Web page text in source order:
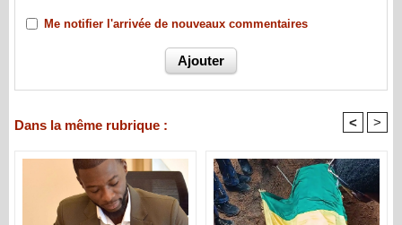
Me notifier l'arrivée de nouveaux commentaires
Dans la même rubrique : < >